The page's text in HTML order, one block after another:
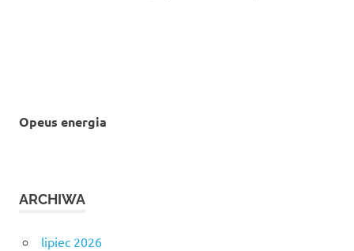
Opeus energia
ARCHIWA
lipiec 2026